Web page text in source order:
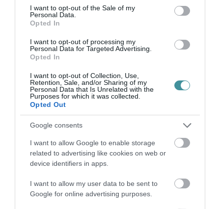
consent section.
I want to opt-out of the Sale of my
Personal Data.
Opted In
I want to opt-out of processing my
Personal Data for Targeted Advertising.
Opted In
I want to opt-out of Collection, Use,
Retention, Sale, and/or Sharing of my
Personal Data that Is Unrelated with the
Purposes for which it was collected.
Opted Out
Google consents
I want to allow Google to enable storage
related to advertising like cookies on web or
device identifiers in apps.
I want to allow my user data to be sent to
Google for online advertising purposes.
„NEM TETTÜNK NYOMÁST A FIUNKRA” –
EGY EGRI CSALÁD TÖRTÉNE...
HOLTAN SZÁLLÍTOTTÁK HAZA A 80 ÉVES
ASSZONYT A HATVANI KÓR...
2026. augusztus 06